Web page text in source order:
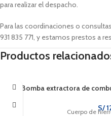
para realizar el despacho.
Para las coordinaciones o
931 835 771, y estamos prestos a
Productos
Bomba extractora de
S/
Cuerpo de